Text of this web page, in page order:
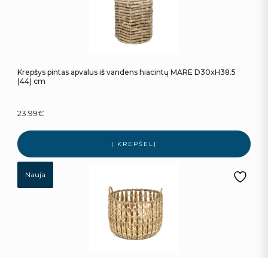
Krepšys pintas apvalus iš vandens hiacintų MARE D30xH38.5
(44) cm
23.99€
Į KREPŠELĮ
Nauja